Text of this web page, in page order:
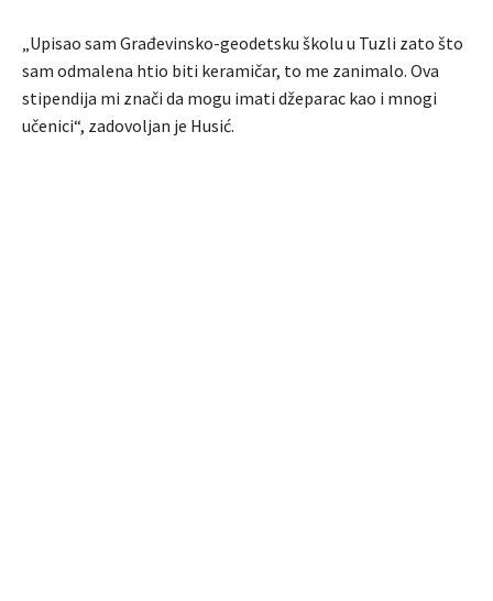
„Upisao sam Građevinsko-geodetsku školu u Tuzli zato što
sam odmalena htio biti keramičar, to me zanimalo. Ova
stipendija mi znači da mogu imati džeparac kao i mnogi
učenici“, zadovoljan je Husić.